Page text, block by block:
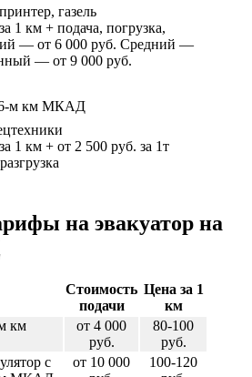
газель
1 км + подача, погрузка,
— от 6 000 руб. Средний —
— от 9 000 руб.
1 км + от 2 500 руб. за 1т
на эвакуатор на
Стоимость
подачи
Цена за 1
км
км
от 4 000
руб.
80-100
руб.
с
от 10 000
100-120